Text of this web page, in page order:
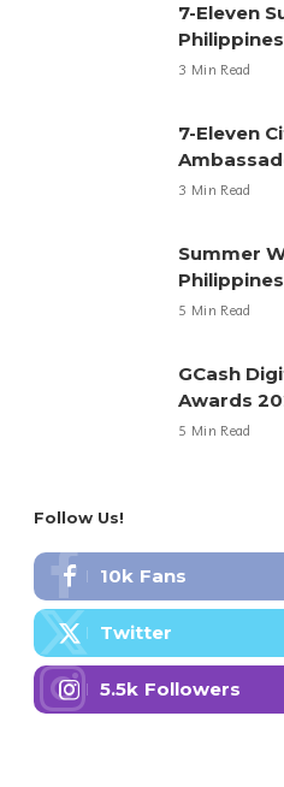
7-Eleven
3 Min Read
7-Eleven
3 Min Read
Summer
5 Min Read
GCash
Awards
5 Min Read
Follow Us!
10k Fans
Twitter
5.5k Followers